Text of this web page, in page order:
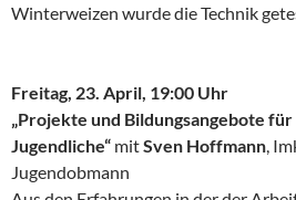
Winterweizen wurde die Technik
Freitag, 23. April, 19:00 Uhr
„Projekte und Bildungsangebote
Jugendliche“ mitSven Hoffmann ,
Jugendobmann